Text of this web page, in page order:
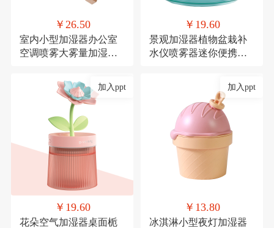
￥26.50
室内小型加湿器办公室
空调喷雾大雾量加湿器
￥19.60
景观加湿器植物盆栽补
水仪喷雾器迷你便携式
加入ppt
￥19.60
花朵空气加湿器桌面栀
加入ppt
￥13.80
冰淇淋小型夜灯加湿器